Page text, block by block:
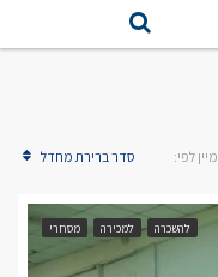
מיין לפי: סדר ברירת מחדל
להשכרה למכירה מסחרי